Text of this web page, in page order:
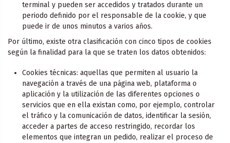
terminal y pueden ser accedidos y tratados durante un
periodo definido por el responsable de la cookie, y que
puede ir de unos minutos a varios años.
Por último, existe otra clasificación con cinco tipos de cookies
según la finalidad para la que se traten los datos obtenidos:
Cookies técnicas: aquellas que permiten al usuario la
navegación a través de una página web, plataforma o
aplicación y la utilización de las diferentes opciones o
servicios que en ella existan como, por ejemplo, controlar
el tráfico y la comunicación de datos, identificar la sesión,
acceder a partes de acceso restringido, recordar los
elementos que integran un pedido, realizar el proceso de